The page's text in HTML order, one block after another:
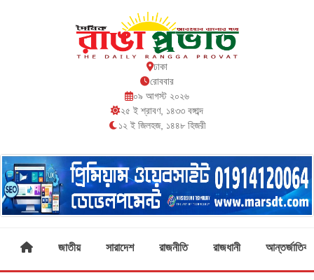
ঢাকা
রোববার
০৯ আগস্ট ২০২৬
২৫ ই শ্রাবণ, ১৪৩৩ বঙ্গাব্দ
১২ ই জিলহজ, ১৪৪৮ হিজরী
জাতীয় সারাদেশ রাজনীতি রাজধানী আন্তর্জাতিক